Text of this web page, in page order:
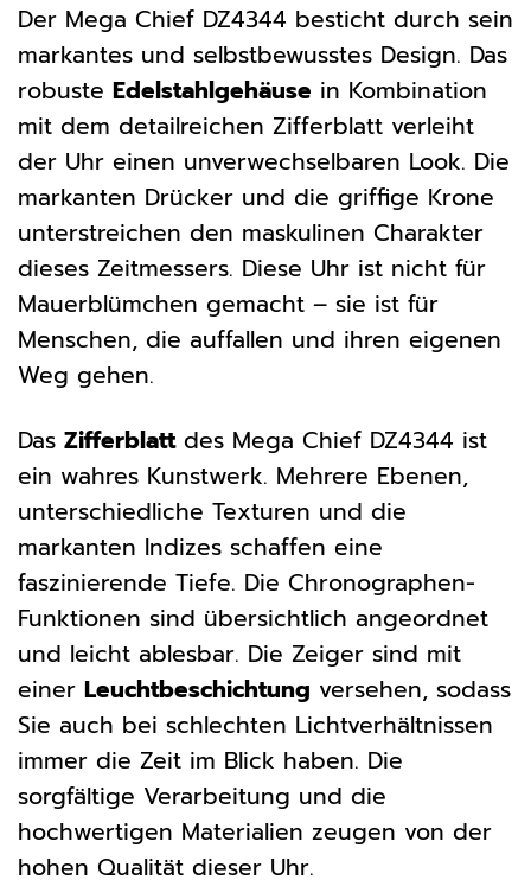
Der Mega Chief DZ4344 besticht durch sein
markantes und selbstbewusstes Design. Das
robuste Edelstahlgehäuse in Kombination
mit dem detailreichen Zifferblatt verleiht
der Uhr einen unverwechselbaren Look. Die
markanten Drücker und die griffige Krone
unterstreichen den maskulinen Charakter
dieses Zeitmessers. Diese Uhr ist nicht für
Mauerblümchen gemacht – sie ist für
Menschen, die auffallen und ihren eigenen
Weg gehen.
Das Zifferblattdes Mega Chief DZ4344 ist
ein wahres Kunstwerk. Mehrere Ebenen,
unterschiedliche Texturen und die
markanten Indizes schaffen eine
faszinierende Tiefe. Die Chronographen-
Funktionen sind übersichtlich angeordnet
und leicht ablesbar. Die Zeiger sind mit
einer Leuchtbeschichtung versehen, sodass
Sie auch bei schlechten Lichtverhältnissen
immer die Zeit im Blick haben. Die
sorgfältige Verarbeitung und die
hochwertigen Materialien zeugen von der
hohen Qualität dieser Uhr.